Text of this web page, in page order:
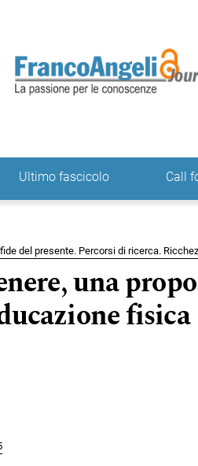
Ultimo fascicolo Call
del presente. Percorsi di ricerca.
una
fisica